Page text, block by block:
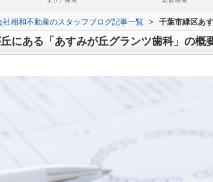
社相和不動産のスタッフブログ記事一覧 > 千葉市緑区あ
にある「あすみが丘グランツ歯科」の概